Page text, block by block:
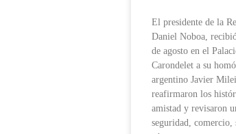
El presidente de la
Daniel Noboa,
de agosto en el
Carondelet a su
argentino Javier
reafirmaron los
amistad y revisaron
seguridad, comercio,